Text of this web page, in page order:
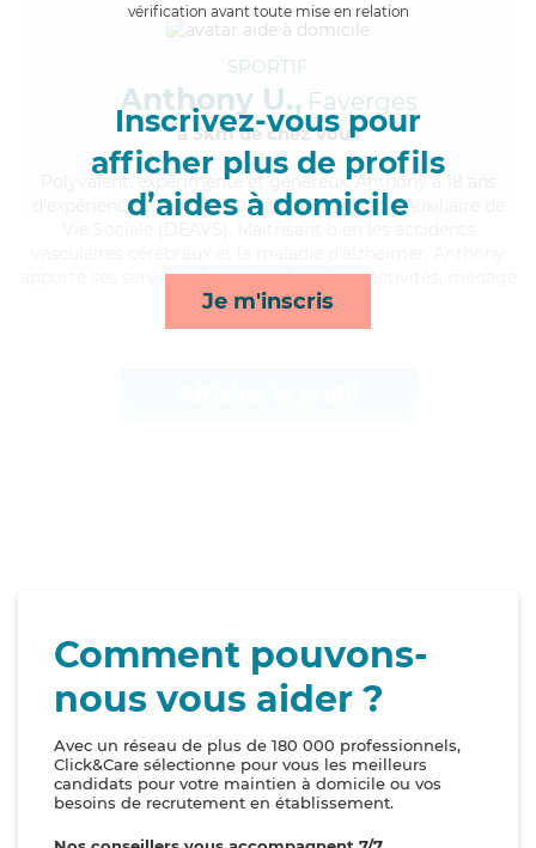
vérification avant toute mise en relation
Inscrivez-vous pour
afficher plus de profils
d’aides à domicile
Je m'inscris
SPORTIF
Anthony U., Faverges
à 5km de chez Vous
, expérimenté et généreux, Anthony a 18 ans
d'expérience et possède un diplôme d'État d'Auxiliaire de
apporte ses services de courses/livraison, activités, ménage
et mobilité*
Comment pouvons-
nous vous aider ?
Avec un réseau de plus de 180 000 professionnels,
Click&Care sélectionne pour vous les meilleurs
candidats pour votre maintien à domicile ou vos
besoins de recrutement en établissement.